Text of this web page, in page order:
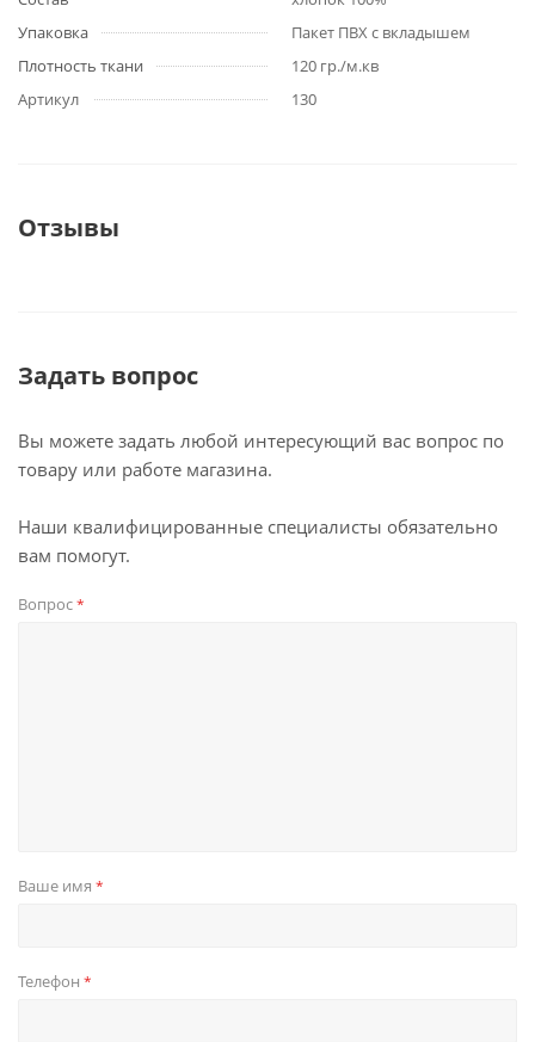
Упаковка
Пакет ПВХ с вкладышем
Плотность ткани
120 гр./м.кв
Артикул
130
Отзывы
Задать вопрос
Вы можете задать любой интересующий вас вопрос по
товару или работе магазина.
Наши квалифицированные специалисты обязательно
вам помогут.
Вопрос*
Ваше имя *
Телефон *